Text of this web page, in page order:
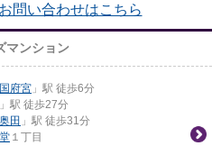
問い合わせはこちら
マンション
国府宮 」駅 徒歩6分
」駅 徒歩27分
奥田 」駅 徒歩31分
１丁目